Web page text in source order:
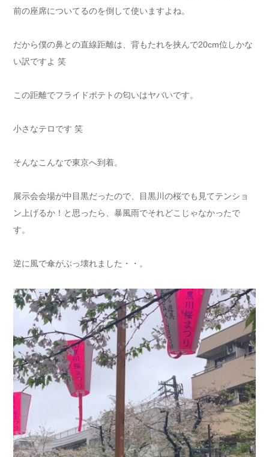
前の座席についてるのを倒して使いますよね。
だから僕の鼻との直線距離は、背もたれを挟んで20cm位しかな
い訳ですよ 笑
この距離でフライドポテトの匂いはヤバいです。
小さなテロです 笑
そんなこんなで東京へ到着。
展示会会場が中目黒だったので、目黒川の桜でも見てテンショ
ン上げるか！と思ったら、暴風雨でそれどこじゃなかったで
す。
逆に風で傘がぶっ壊れました・・。